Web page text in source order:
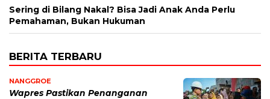
Sering di Bilang Nakal? Bisa Jadi Anak Anda Perlu
Pemahaman, Bukan Hukuman
BERITA TERBARU
NANGGROE
Wapres Pastikan Penanganan